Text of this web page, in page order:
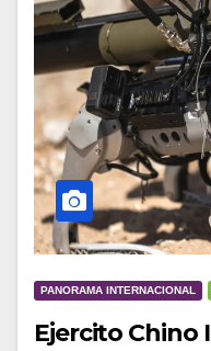
PANORAMA INTERNACIONAL
Ejercito Chino